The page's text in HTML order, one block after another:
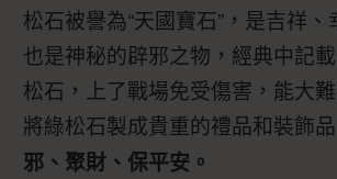
松石被譽為“天國寶石”，是吉祥、
也是神秘的辟邪之物，經典中記
松石，上了戰場免受傷害，能大
將綠松石製成貴重的禮品和裝飾
邪、聚財、保平安。